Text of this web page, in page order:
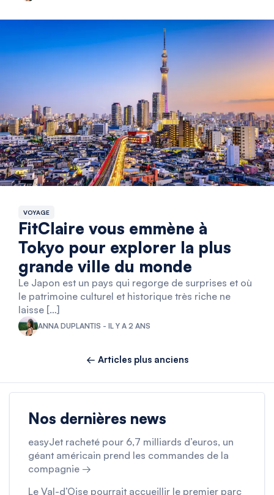
VOYAGE
FitClaire vous emmène à
Tokyo pour explorer la plus
grande ville du monde
Le Japon est un pays qui regorge de surprises et où
le patrimoine culturel et historique très riche ne
laisse […]
ANNA DUPLANTIS - IL Y A 2 ANS
← Articles plus anciens
Nos dernières news
easyJet racheté pour 6,7 milliards d’euros, un
géant américain prend les commandes de la
compagnie →
Le Val-d’Oise pourrait accueillir le premier parc